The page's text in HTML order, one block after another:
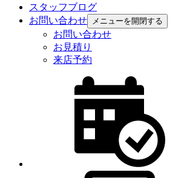
スタッフブログ
お問い合わせ
メニューを開閉する
お問い合わせ
お見積り
来店予約